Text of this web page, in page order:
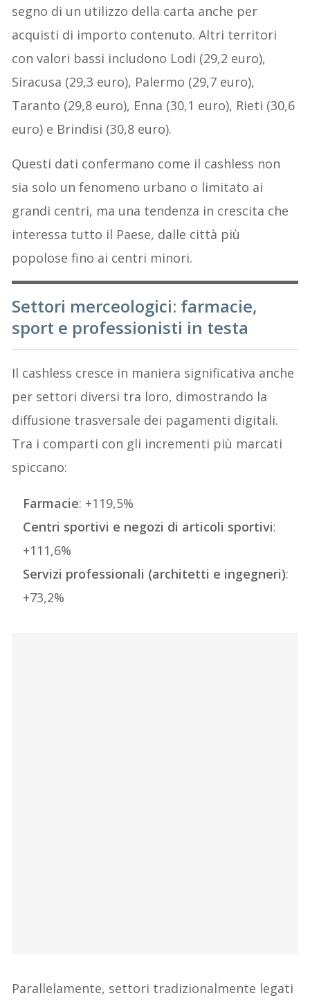
segno di un utilizzo della carta anche per
acquisti di importo contenuto. Altri territori
con valori bassi includono Lodi (29,2 euro),
Siracusa (29,3 euro), Palermo (29,7 euro),
Taranto (29,8 euro), Enna (30,1 euro), Rieti (30,6
euro) e Brindisi (30,8 euro).
Questi dati confermano come il cashless non
sia solo un fenomeno urbano o limitato ai
grandi centri, ma una tendenza in crescita che
interessa tutto il Paese, dalle città più
popolose fino ai centri minori.
Settori merceologici: farmacie,
sport e professionisti in testa
Il cashless cresce in maniera significativa anche
per settori diversi tra loro, dimostrando la
diffusione trasversale dei pagamenti digitali.
Tra i comparti con gli incrementi più marcati
spiccano:
Farmacie: +119,5%
Centri sportivi e negozi di articoli sportivi:
+111,6%
Servizi professionali (architetti e ingegneri):
+73,2%
Parallelamente, settori tradizionalmente legati